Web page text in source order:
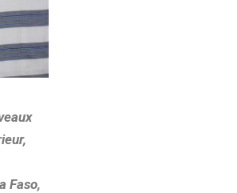
Faso,